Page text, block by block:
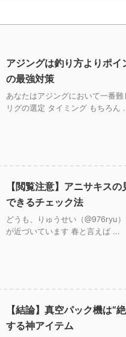
アジングは釣り方よりポ
の最強対策
あなたはアジングにおいて一番
リグの選定 タイミング もちろん
【閲覧注意】アニサキス
できるチェック法
どうも、りゅうせい（@976ryu
が近づいています 春と言えば ...
【結論】真空パック機は“
する神アイテム